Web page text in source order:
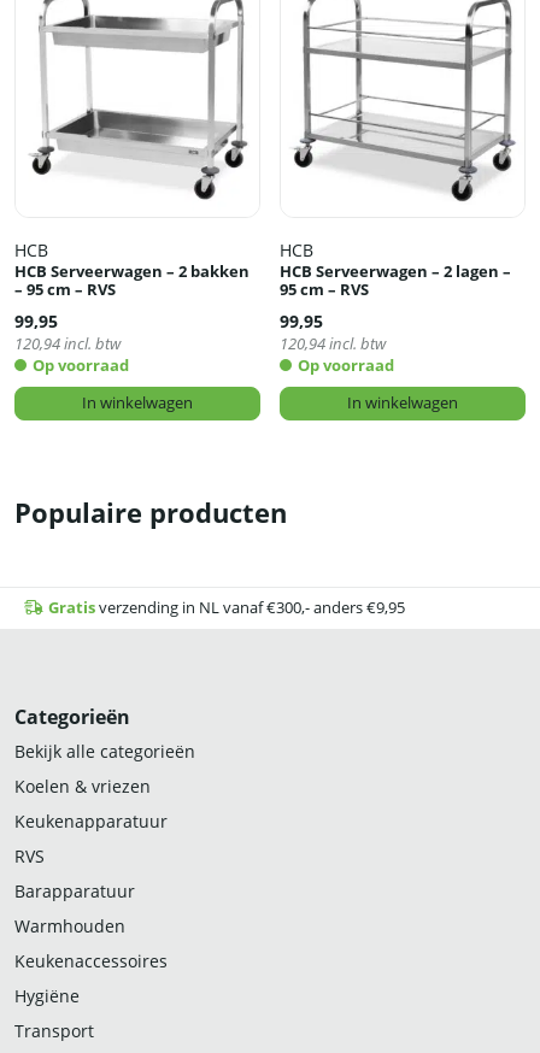
HCB
HCB Serveerwagen – 2 bakken
– 95 cm – RVS
99,95
120,94incl. btw
Op voorraad
In winkelwagen
HCB
HCB Serveerwagen – 2 lagen –
95 cm – RVS
99,95
120,94incl. btw
Op voorraad
In winkelwagen
Populaire producten
Gratisverzending in NL vanaf €300,- anders €9,95
Categorieën
Bekijk alle categorieën
Koelen & vriezen
Keukenapparatuur
RVS
Barapparatuur
Warmhouden
Keukenaccessoires
Hygiëne
Transport